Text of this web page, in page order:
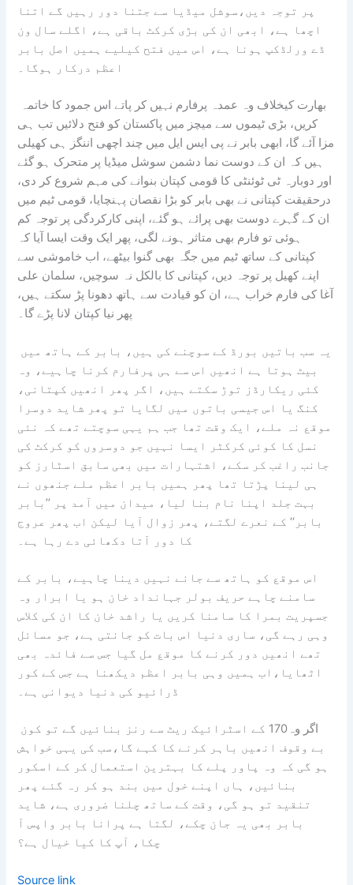
پر توجہ دیں،سوشل میڈیا سے جتنا دور رہیں گے اتنا
اچھا ہے، ابھی ان کی بڑی کرکٹ باقی ہے، اگلے سال ون
ڈے ورلڈکپ ہونا ہے، اس میں فتح کیلیے ہمیں اصل بابر
اعظم درکار ہوگا۔
کریں، بڑی ٹیموں سے میچز میں پاکستان کو فتح دلائیں تب ہی
مزا آئے گا، ابھی بابر نے پی ایس ایل میں چند اچھی اننگز ہی کھیلی
ہیں کہ ان کے دوست نما دشمن سوشل میڈیا پر متحرک ہو گئے
اور دوبارہ ٹی ٹوئنٹی کا قومی کپتان بنوانے کی مہم شروع کر دی،
درحقیقت کپتانی نے بھی بابر کو بڑا نقصان پہنچایا، قومی ٹیم میں
ان کے گہرے دوست بھی پرائے ہو گئے، اپنی کارکردگی پر توجہ کم
ہوئی تو فارم بھی متاثر ہونے لگی، پھر ایک وقت ایسا آیا کہ
کپتانی کے ساتھ ٹیم میں جگہ بھی گنوا بیٹھے، اب خاموشی سے
اپنے کھیل پر توجہ دیں، کپتانی کا بالکل نہ سوچیں، سلمان علی
آغا کی فارم خراب ہے، ان کو قیادت سے ہاتھ دھونا پڑ سکتے ہیں،
پھر نیا کپتان لانا پڑے گا۔
بیٹ ہوتا ہے انھیں اس سے ہی پرفارم کرنا چاہیے، وہ
کئی ریکارڈز توڑ سکتے ہیں، اگر پھر انھیں کپتانی،
کنگ یا اس جیسی باتوں میں لگایا تو پھر شاید دوسرا
موقع نہ ملے، ایک وقت تھا جب ہم یہی سوچتے تھے کہ نئی
نسل کا کوئی کرکٹر ایسا نہیں جو دوسروں کو کرکٹ کی
جانب راغب کر سکے، اشتہارات میں بھی سابق اسٹارز کو
ہی لینا پڑتا تھا پھر ہمیں بابر اعظم ملے جنھوں نے
بہت جلد اپنا نام بنا لیا، میدان میں آمد پر ’’بابر
بابر‘‘ کے نعرے لگتے، پھر زوال آیا لیکن اب پھر عروج
کا دور آتا دکھائی دے رہا ہے۔
اس موقع کو ہاتھ سے جانے نہیں دینا چاہیے، بابر کے
سامنے چاہے حریف بولر جہانداد خان ہو یا ابرار وہ
جسپریت بمرا کا سامنا کریں یا راشد خان کا ان کی کلاس
وہی رہے گی، ساری دنیا اس بات کو جانتی ہے، جو مسائل
تھے انھیں دور کرنے کا موقع مل گیا جس سے فائدہ بھی
اٹھایا،اب ہمیں وہی بابر اعظم دیکھنا ہے جس کے کور
ڈرائیو کی دنیا دیوانی ہے۔
بے وقوف انھیں باہر کرنے کا کہے گا،سب کی یہی خواہش
ہو گی کہ وہ پاور پلے کا بہترین استعمال کر کے اسکور
بنائیں، ہاں اپنے خول میں بند ہو کر رہ گئے پھر
تنقید تو ہو گی، وقت کے ساتھ چلنا ضروری ہے، شاید
بابر بھی یہ جان چکے، لگتا ہے پرانا بابر واپس آ
چکا، آپ کا کیا خیال ہے؟
Source link